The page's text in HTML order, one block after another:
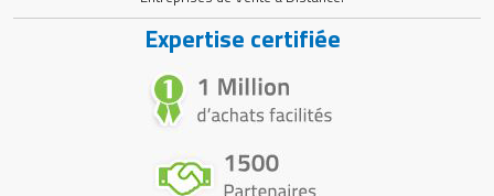
Expertise certifiée